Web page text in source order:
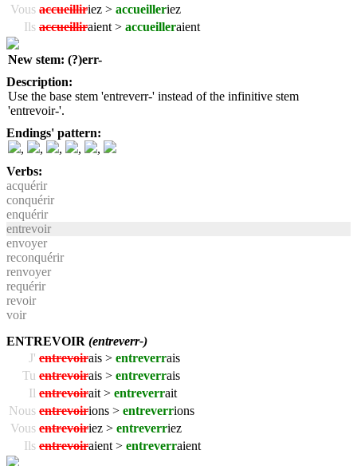
Vous accueilliriez > accueilleriez
Ils accueilliraient > accueilleraient
New stem: (?)err-
Description:
Use the base stem 'entreverr-' instead of the infinitive stem
'entrevoir-'.
Endings' pattern:
,
, , ,
,
Verbs:
acquérir
conquérir
enquérir
entrevoir
envoyer
reconquérir
renvoyer
requérir
revoir
voir
ENTREVOIR (entreverr-)
J' entrevoirais > entreverrais
Tu entrevoirais > entreverrais
Il entrevoirait > entreverrait
Nous entrevoirions > entreverrions
Vous entrevoiriez > entreverriez
Ils entrevoiraient > entreverraient